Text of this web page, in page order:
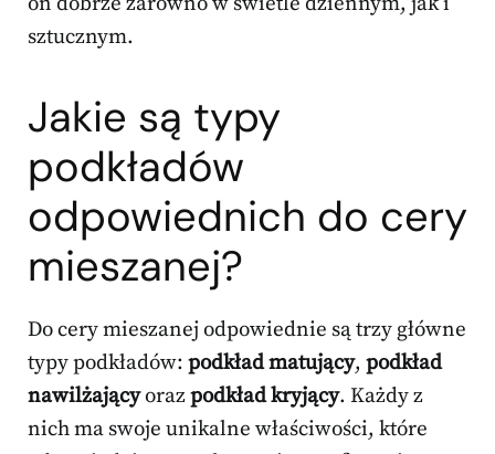
sztucznym.
Jakie są typy
podkładów
odpowiednich do cery
mieszanej?
Do cery mieszanej odpowiednie są trzy główne
typy podkładów: podkład matujący, podkład
nawilżającyorazpodkład kryjący. Każdy z
nich ma swoje unikalne właściwości, które